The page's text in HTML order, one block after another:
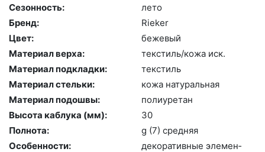
Сезонность:
ле­то
Бренд:
Ri­eker
Цвет:
бе­жевый
Материал верха:
текс­тиль/ко­жа иск.
Материал подкладки:
текс­тиль
Материал стельки:
ко­жа на­тураль­ная
Материал подошвы:
по­ли­уре­тан
Высота каблука (мм):
30
Полнота:
g (7) сред­няя
Особенности:
де­кора­тив­ные эле­мен­